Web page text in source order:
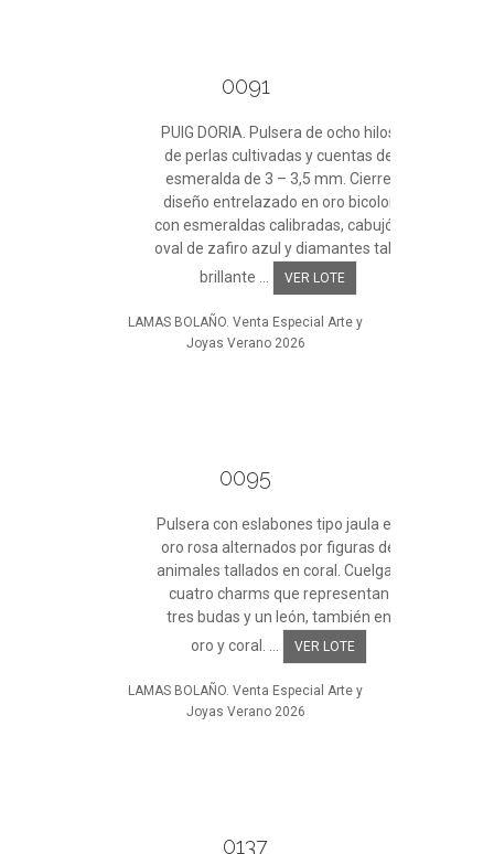
0091
PUIG DORIA. Pulsera de ocho hilos
de perlas cultivadas y cuentas de
esmeralda de 3 – 3,5 mm. Cierre
diseño entrelazado en oro bicolor
con esmeraldas calibradas, cabujón
oval de zafiro azul y diamantes talla
brillante ...
VER LOTE
LAMAS BOLAÑO. Venta Especial Arte y
Joyas Verano 2026
0095
Pulsera con eslabones tipo jaula en
oro rosa alternados por figuras de
animales tallados en coral. Cuelgan
cuatro charms que representan
tres budas y un león, también en
oro y coral. ...
VER LOTE
LAMAS BOLAÑO. Venta Especial Arte y
Joyas Verano 2026
0137